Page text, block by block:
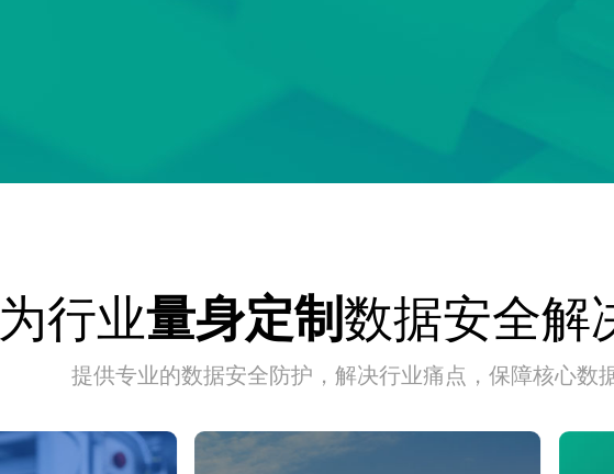
为行业量身定制数据安全解
提供专业的数据安全防护，解决行业痛点，保障核心数